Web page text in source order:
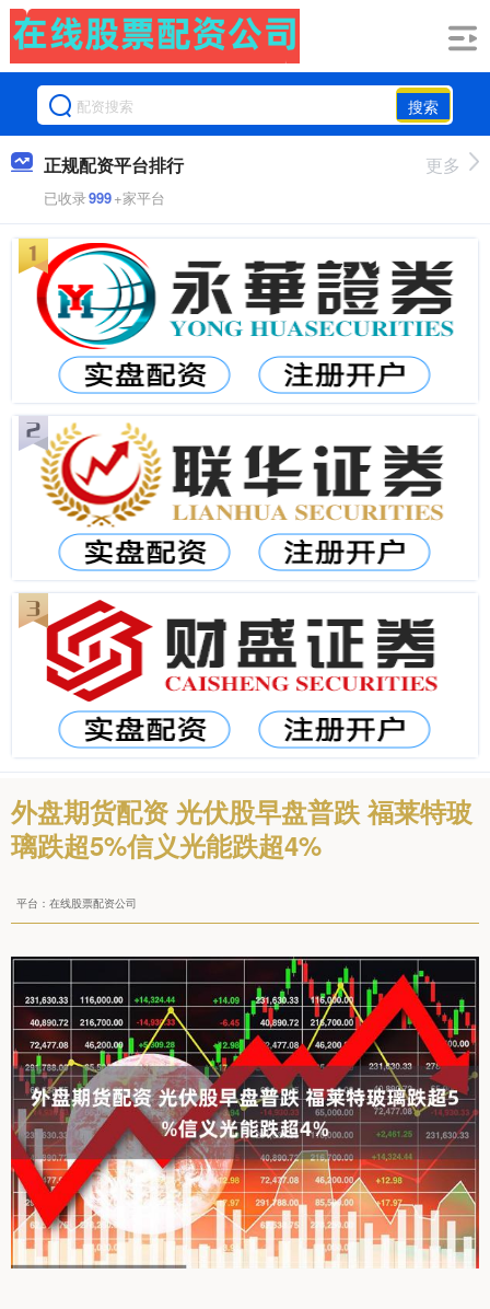
搜索
正规配资平台排行
已收录999+家平台
更多
外盘期货配资 光伏股早盘普跌 福莱特玻
璃跌超5%信义光能跌超4%
平台：在线股票配资公司